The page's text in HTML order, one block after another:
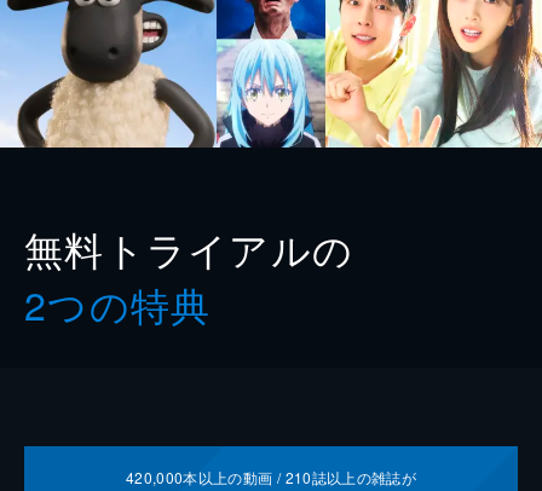
無料トライアルの
2つの特典
420,000本以上の動画 /210誌以上の雑誌が